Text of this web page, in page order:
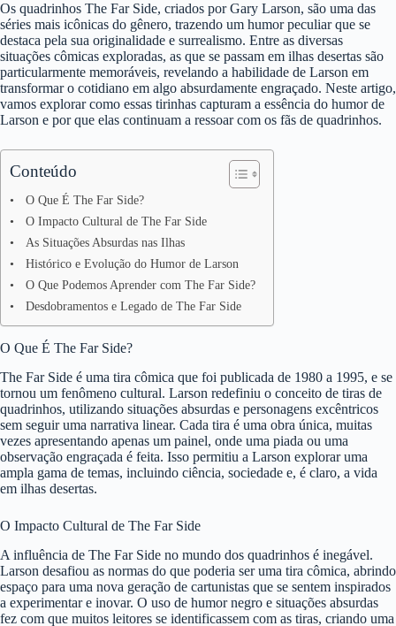
Os quadrinhos The Far Side, criados por Gary Larson, são uma das
séries mais icônicas do gênero, trazendo um humor peculiar que se
destaca pela sua originalidade e surrealismo. Entre as diversas
situações cômicas exploradas, as que se passam em ilhas desertas são
particularmente memoráveis, revelando a habilidade de Larson em
transformar o cotidiano em algo absurdamente engraçado. Neste artigo,
vamos explorar como essas tirinhas capturam a essência do humor de
Larson e por que elas continuam a ressoar com os fãs de quadrinhos.
Conteúdo
O Que É The Far Side?
O Impacto Cultural de The Far Side
As Situações Absurdas nas Ilhas
Histórico e Evolução do Humor de Larson
O Que Podemos Aprender com The Far Side?
Desdobramentos e Legado de The Far Side
O Que É The Far Side?
The Far Side é uma tira cômica que foi publicada de 1980 a 1995, e se
tornou um fenômeno cultural. Larson redefiniu o conceito de tiras de
quadrinhos, utilizando situações absurdas e personagens excêntricos
sem seguir uma narrativa linear. Cada tira é uma obra única, muitas
vezes apresentando apenas um painel, onde uma piada ou uma
observação engraçada é feita. Isso permitiu a Larson explorar uma
ampla gama de temas, incluindo ciência, sociedade e, é claro, a vida
em ilhas desertas.
O Impacto Cultural de The Far Side
A influência de The Far Side no mundo dos quadrinhos é inegável.
Larson desafiou as normas do que poderia ser uma tira cômica, abrindo
espaço para uma nova geração de cartunistas que se sentem inspirados
a experimentar e inovar. O uso de humor negro e situações absurdas
fez com que muitos leitores se identificassem com as tiras, criando uma